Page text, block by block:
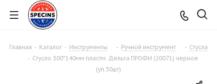
Главная - Каталог - Инструменты - Ручной инструмент - Стусла
- Стусло 300*140мм пластм. Дельта ПРОФИ (20071) черное
(уп.30шт)